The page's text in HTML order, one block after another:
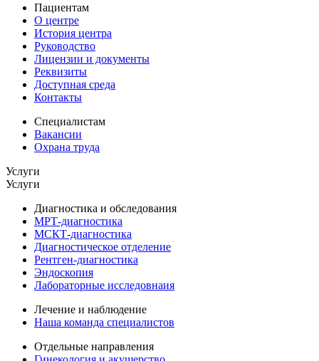
Пациентам
О центре
История центра
Руководство
Лицензии и документы
Реквизиты
Доступная среда
Контакты
Специалистам
Вакансии
Охрана труда
Услуги
Услуги
Диагностика и обследования
МРТ-диагностика
МСКТ-диагностика
Диагностическое отделение
Рентген-диагностика
Эндоскопия
Лабораторные исследовнаия
Лечение и наблюдение
Наша команда специалистов
Отдельные направления